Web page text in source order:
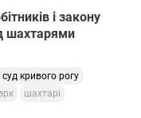
і закону
шахтарями
кривого рогу
шахтарі